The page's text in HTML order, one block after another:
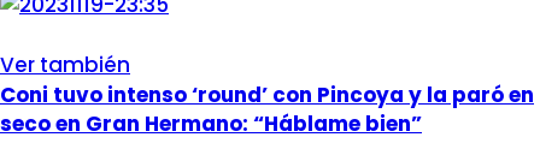
Ver también
Coni tuvo intenso ‘round’ con Pincoya y la paró en
seco en Gran Hermano: “Háblame bien”